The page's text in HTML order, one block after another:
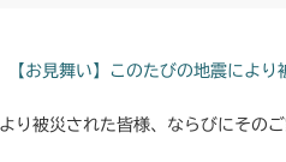
【お見舞い】このたびの地震により
り被災された皆様、ならびにその